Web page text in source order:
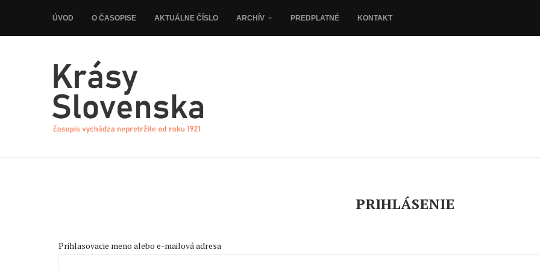
ÚVOD O ČASOPISE AKTUÁLNE ČÍSLO ARCHÍV PREDPLATNÉ KONTAKT
PRIHLÁSENIE
Prihlasovacie meno alebo e-mailová adresa